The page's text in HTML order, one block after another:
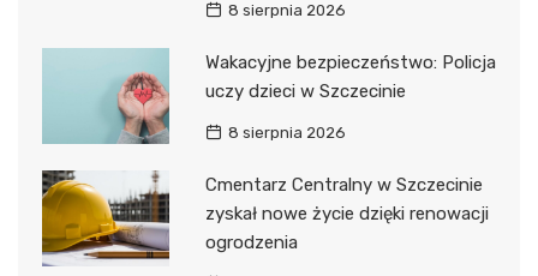
8 sierpnia 2026
Wakacyjne bezpieczeństwo: Policja
uczy dzieci w Szczecinie
8 sierpnia 2026
Cmentarz Centralny w Szczecinie
zyskał nowe życie dzięki renowacji
ogrodzenia